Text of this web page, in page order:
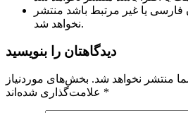
فارسی یا غیر مرتبط باشد منتشر
نخواهد شد.
دیدگاهتان را بنویسید
منتشر نخواهد شد. بخش‌های موردنیاز
*